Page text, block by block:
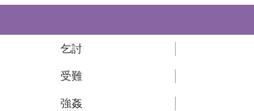
乞討
受難
強姦